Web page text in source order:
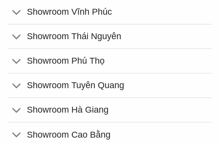
Showroom Vĩnh Phúc
Showroom Thái Nguyên
Showroom Phú Thọ
Showroom Tuyên Quang
Showroom Hà Giang
Showroom Cao Bằng